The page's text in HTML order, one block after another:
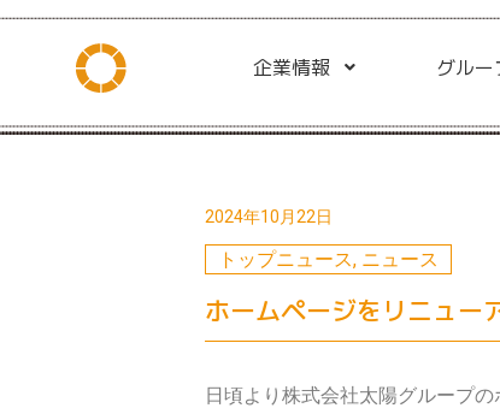
企業情報 グルー
2024年10月22日
トップニュース, ニュース
ホームページをリニュー
日頃より株式会社太陽グループ